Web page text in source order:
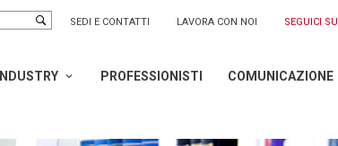
SEDI E CONTATTI LAVORA CON NOI SEGUICI SU
INDUSTRY PROFESSIONISTI COMUNICAZIONE